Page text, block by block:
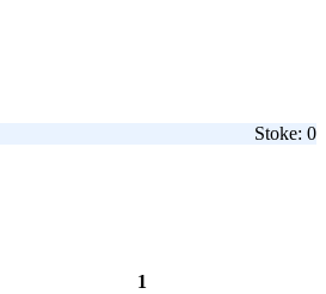
Stoke: 0
1